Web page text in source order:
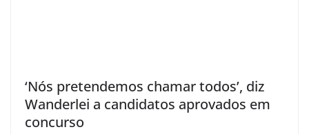
‘Nós pretendemos chamar todos’, diz
Wanderlei a candidatos aprovados em
concurso